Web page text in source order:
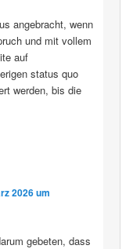
angebracht, wenn
und mit vollem
auf
status quo
werden, bis die
2026 um
gebeten, dass